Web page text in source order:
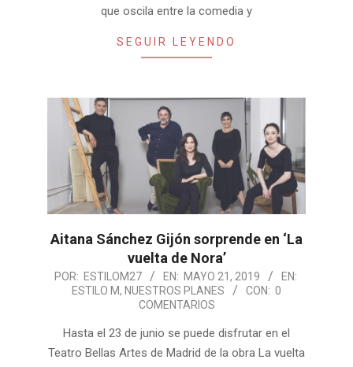
que oscila entre la comedia y
SEGUIR LEYENDO
Aitana Sánchez Gijón sorprende en ‘La
vuelta de Nora’
2019-
POR: ESTILOM27 EN: MAYO 21, 2019
EN:
ESTILO M, NUESTROS PLANES CON: 0
COMENTARIOS
Hasta el 23 de junio se puede disfrutar en el
Teatro Bellas Artes de Madrid de la obra La vuelta